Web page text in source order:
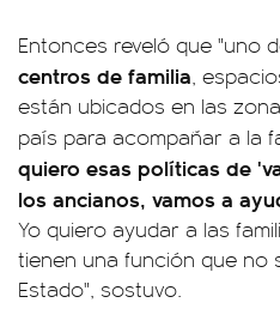
Entonces reveló que "uno
centros de familia,
están ubicados en las
país para acompañar a la
quiero esas políticas de
los ancianos, vamos a
Yo quiero ayudar a las
tienen una función que no
Estado", sostuvo.